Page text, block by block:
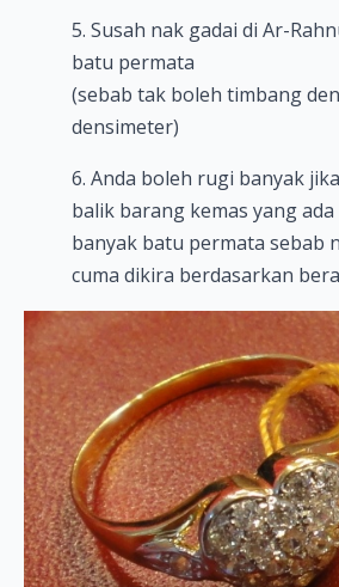
5. Susah nak gadai di Ar-
batu permata
(sebab tak boleh timbang
densimeter)
6. Anda boleh rugi banyak
balik barang kemas yang ada
banyak batu permata sebab
cuma dikira berdasarkan